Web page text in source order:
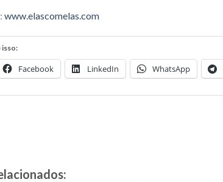
www.elascomelas.com
isso:
Facebook LinkedIn WhatsApp